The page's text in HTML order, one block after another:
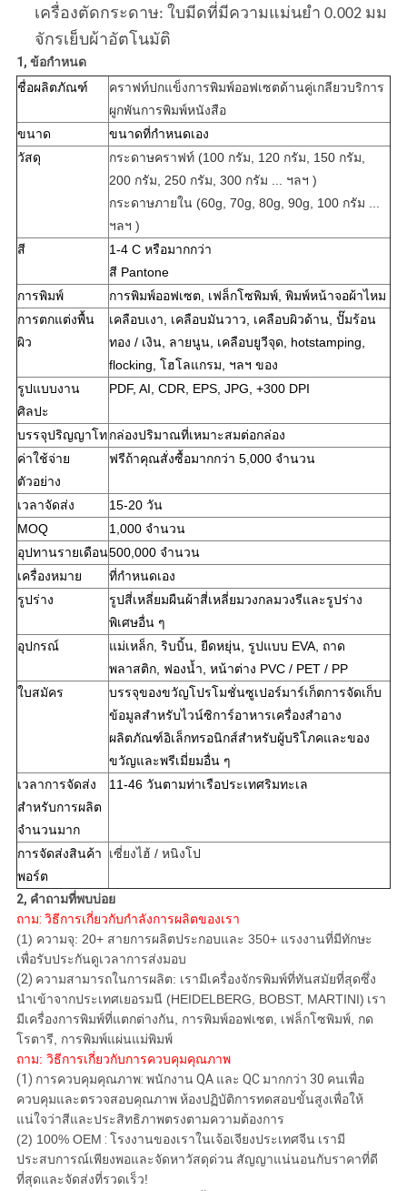
เครื่องตัดกระดาษ: ใบมีดที่มีความแม่นยำ 0.002 มม
จักรเย็บผ้าอัตโนมัติ
1, ข้อกำหนด
ชื่อผลิตภัณฑ์
คราฟท์ปกแข็งการพิมพ์ออฟเซตด้านคู่เกลียวบริการ
ผูกพันการพิมพ์หนังสือ
ขนาด
ขนาดที่กำหนดเอง
วัสดุ
กระดาษคราฟท์ (100 กรัม, 120 กรัม, 150 กรัม,
200 กรัม, 250 กรัม, 300 กรัม ... ฯลฯ )
กระดาษภายใน (60g, 70g, 80g, 90g, 100 กรัม ...
ฯลฯ )
สี
1-4 C หรือมากกว่า
สี Pantone
การพิมพ์
การพิมพ์ออฟเซต, เฟล็กโซพิมพ์, พิมพ์หน้าจอผ้าไหม
การตกแต่งพื้น
ผิว
เคลือบเงา, เคลือบมันวาว, เคลือบผิวด้าน, ปั๊มร้อน
ทอง / เงิน, ลายนูน, เคลือบยูวีจุด, hotstamping,
flocking, โฮโลแกรม, ฯลฯ ของ
รูปแบบงาน
ศิลปะ
PDF, AI, CDR, EPS, JPG, +300 DPI
บรรจุปริญญาโทกล่องปริมาณที่เหมาะสมต่อกล่อง
ค่าใช้จ่าย
ตัวอย่าง
ฟรีถ้าคุณสั่งซื้อมากกว่า 5,000 จำนวน
เวลาจัดส่ง
15-20 วัน
MOQ
1,000 จำนวน
อุปทานรายเดือน500,000 จำนวน
เครื่องหมาย
ที่กำหนดเอง
รูปร่าง
รูปสี่เหลี่ยมผืนผ้าสี่เหลี่ยมวงกลมวงรีและรูปร่าง
พิเศษอื่น ๆ
อุปกรณ์
แม่เหล็ก, ริบบิ้น, ยืดหยุ่น, รูปแบบ EVA, ถาด
พลาสติก, ฟองน้ำ, หน้าต่าง PVC / PET / PP
ใบสมัคร
บรรจุของขวัญโปรโมชั่นซูเปอร์มาร์เก็ตการจัดเก็บ
ข้อมูลสำหรับไวน์ซิการ์อาหารเครื่องสำอาง
ผลิตภัณฑ์อิเล็กทรอนิกส์สำหรับผู้บริโภคและของ
ขวัญและพรีเมี่ยมอื่น ๆ
เวลาการจัดส่ง
สำหรับการผลิต
จำนวนมาก
11-46 วันตามท่าเรือประเทศริมทะเล
การจัดส่งสินค้า
พอร์ต
เซี่ยงไฮ้ / หนิงโป
2, คำถามที่พบบ่อย
ถาม: วิธีการเกี่ยวกับกำลังการผลิตของเรา
(1) ความจุ: 20+ สายการผลิตประกอบและ 350+ แรงงานที่มีทักษะ
เพื่อรับประกันดูเวลาการส่งมอบ
(2) ความสามารถในการผลิต: เรามีเครื่องจักรพิมพ์ที่ทันสมัยที่สุดซึ่ง
นำเข้าจากประเทศเยอรมนี (HEIDELBERG, BOBST, MARTINI) เรา
มีเครื่องการพิมพ์ที่แตกต่างกัน, การพิมพ์ออฟเซต, เฟล็กโซพิมพ์, กด
โรตารี, การพิมพ์แผ่นแม่พิมพ์
ถาม: วิธีการเกี่ยวกับการควบคุมคุณภาพ
(1) การควบคุมคุณภาพ: พนักงาน QA และ QC มากกว่า 30 คนเพื่อ
ควบคุมและตรวจสอบคุณภาพ ห้องปฏิบัติการทดสอบขั้นสูงเพื่อให้
แน่ใจว่าสีและประสิทธิภาพตรงตามความต้องการ
(2) 100% OEM : โรงงานของเราในเจ้อเจียงประเทศจีน เรามี
ประสบการณ์เพียงพอและจัดหาวัสดุด่วน สัญญาแน่นอนกับราคาที่ดี
ที่สุดและจัดส่งที่รวดเร็ว!